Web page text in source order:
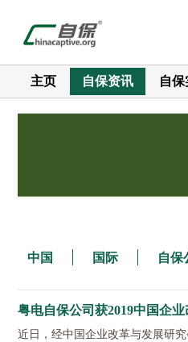
主页 自保资讯 自
中国 国际 自保
粤电自保公司获2019中国企
近日，经中国企业改革与发展研